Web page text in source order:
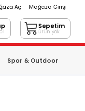
Aç Mağaza Girişi
Sepetim
ürün yok
Spor & Outdoor